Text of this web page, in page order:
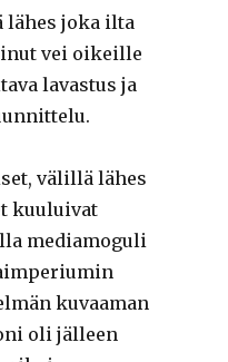
lähes joka ilta
vei oikeille
lavastus ja
välillä lähes
kuuluivat
mediamoguli
kuvaaman
oli jälleen